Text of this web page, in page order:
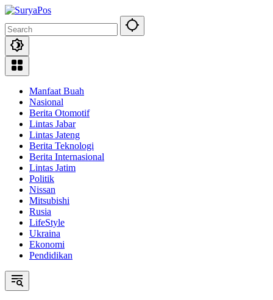
Skip
content
Manfaat Buah
Nasional
Berita Otomotif
Lintas Jabar
Lintas Jateng
Berita Teknologi
Berita Internasional
Lintas Jatim
Politik
Nissan
Mitsubishi
Rusia
LifeStyle
Ukraina
Ekonomi
Pendidikan